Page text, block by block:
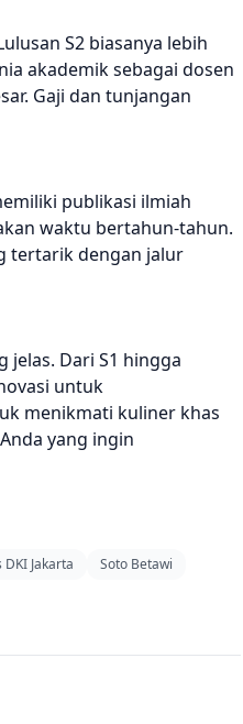
S2 biasanya lebih
akademik sebagai dosen
Gaji dan tunjangan
publikasi ilmiah
waktu bertahun-tahun.
tertarik dengan jalur
Dari S1 hingga
untuk
menikmati kuliner khas
yang ingin
Jakarta
Soto Betawi